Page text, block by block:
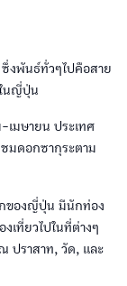
ซึ่งพันธ์ทั่วๆไปคือสาย
นญี่ปุ่น
เมษายน ประเทศ
มดอกซากุระตาม
กของญี่ปุ่น มีนักท่อง
เที่ยวไปในที่ต่างๆ
ปราสาท, วัด, และ